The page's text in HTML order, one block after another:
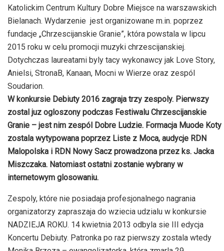
Katolickim Centrum Kultury Dobre Miejsce na warszawskich
Bielanach. Wydarzenie jest organizowane m.in. poprzez
fundacje „Chrzescijanskie Granie”, która powstala w lipcu
2015 roku w celu promocji muzyki chrzescijanskiej.
Dotychczas laureatami byly tacy wykonawcy jak Love Story,
Anielsi, StronaB, Kanaan, Mocni w Wierze oraz zespól
Soudarion.
W konkursie Debiuty 2016 zagraja trzy zespoly. Pierwszy
zostal juz ogloszony podczas Festiwalu Chrzescijanskie
Granie – jest nim zespól Dobre Ludzie. Formacja Muode Koty
zostala wytypowana poprzez Liste z Moca, audycje RDN
Malopolska i RDN Nowy Sacz prowadzona przez ks. Jacka
Miszczaka. Natomiast ostatni zostanie wybrany w
internetowym glosowaniu.
Zespoly, które nie posiadaja profesjonalnego nagrania
organizatorzy zapraszaja do wziecia udzialu w konkursie
NADZIEJA ROKU. 14 kwietnia 2013 odbyla sie III edycja
Koncertu Debiuty. Patronka po raz pierwszy zostala wtedy